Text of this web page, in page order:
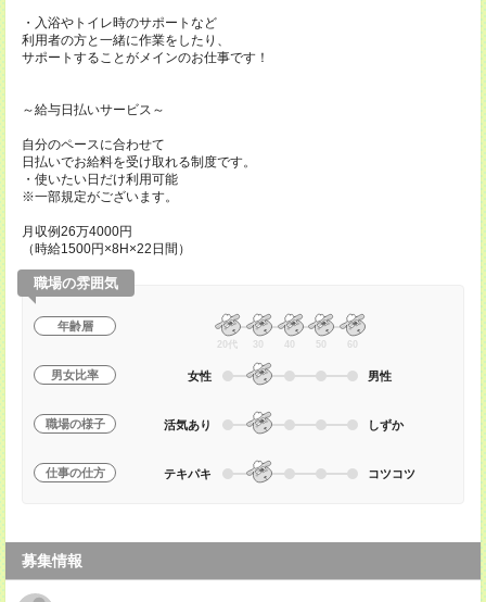
・入浴やトイレ時のサポートなど
利用者の方と一緒に作業をしたり、
サポートすることがメインのお仕事です！
～給与日払いサービス～
自分のペースに合わせて
日払いでお給料を受け取れる制度です。
・使いたい日だけ利用可能
※一部規定がございます。
月収例26万4000円
（時給1500円×8H×22日間）
職場の雰囲気
年齢層
20代 30 40 50 60
男女比率 女性 男性
職場の様子 活気あり しずか
仕事の仕方 テキパキ コツコツ
募集情報